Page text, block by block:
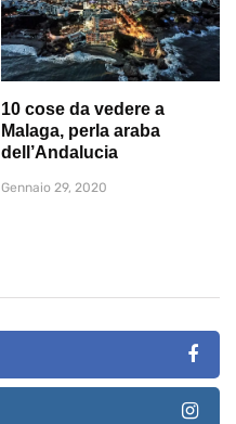
10 cose da vedere a
Malaga, perla araba
dell’Andalucia
Gennaio 29, 2020